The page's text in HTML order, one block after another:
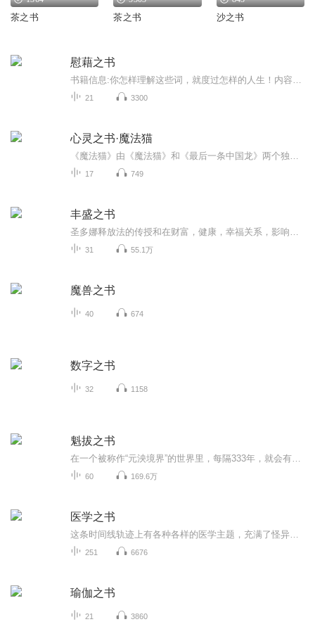
茶之书 茶之书 沙之书
慰藉之书
21 3300
心灵之书·魔法猫
17 749
丰盛之书
31 55.1万
魔兽之书
40 674
数字之书
32 1158
魁拔之书
60 169.6万
医学之书
251 6676
瑜伽之书
21 3860